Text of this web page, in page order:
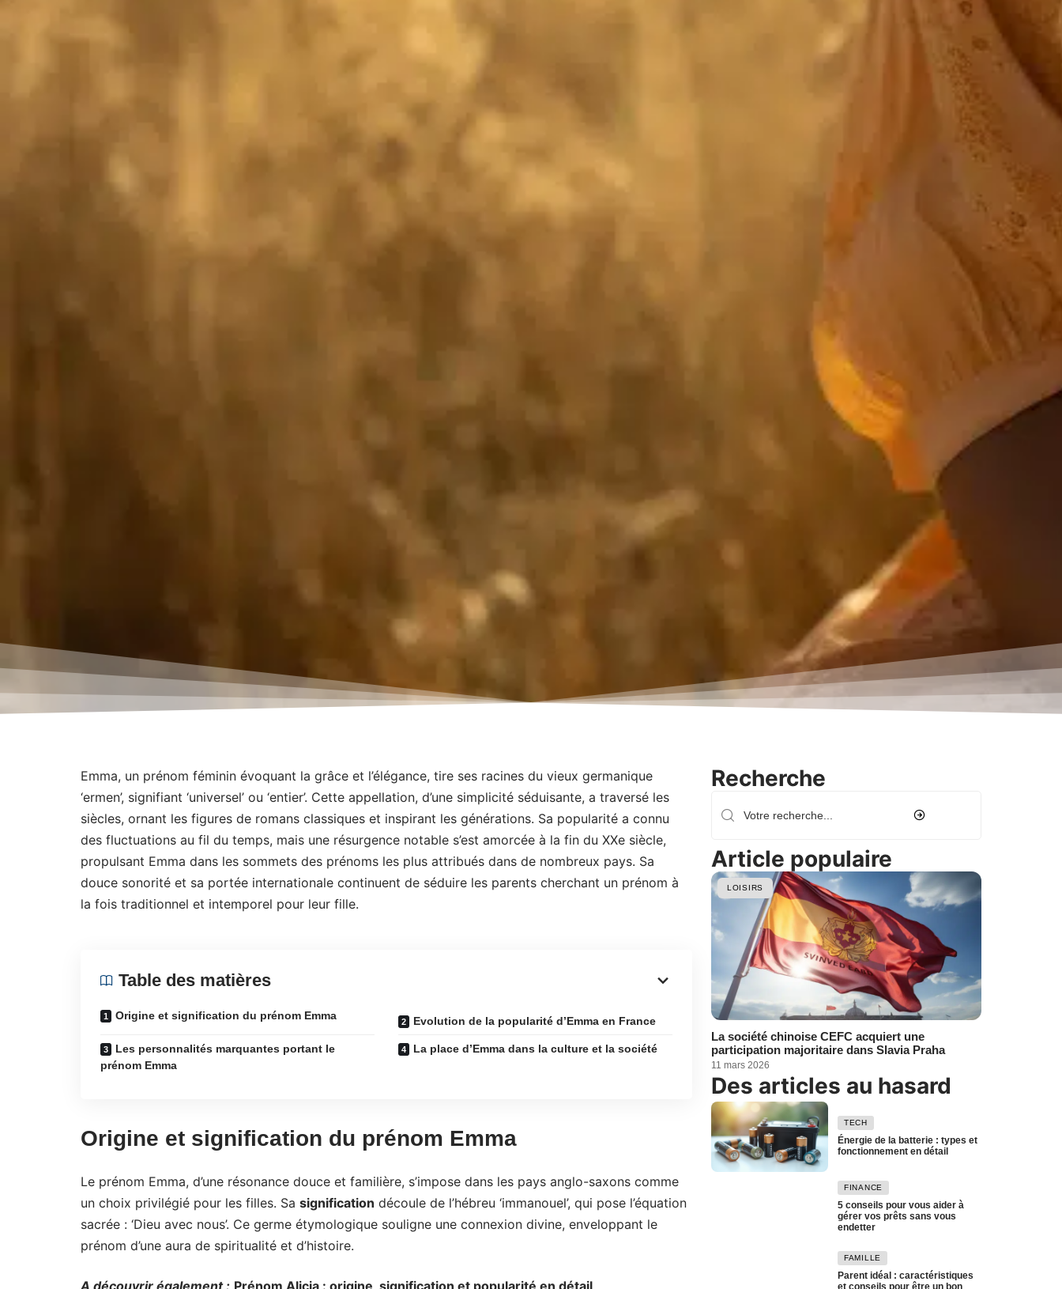
Emma, un prénom féminin évoquant la grâce et l’élégance, tire ses racines du vieux germanique
‘ermen’, signifiant ‘universel’ ou ‘entier’. Cette appellation, d’une simplicité séduisante, a traversé les
siècles, ornant les figures de romans classiques et inspirant les générations. Sa popularité a connu
des fluctuations au fil du temps, mais une résurgence notable s’est amorcée à la fin du XXe siècle,
propulsant Emma dans les sommets des prénoms les plus attribués dans de nombreux pays. Sa
douce sonorité et sa portée internationale continuent de séduire les parents cherchant un prénom à
la fois traditionnel et intemporel pour leur fille.
Table des matières
Origine et signification du prénom Emma Evolution de la popularité d’Emma en France
Les personnalités marquantes portant le
prénom Emma
La place d’Emma dans la culture et la société
Origine et signification du prénom Emma
Le prénom Emma, d’une résonance douce et familière, s’impose dans les pays anglo-saxons comme
un choix privilégié pour les filles. Sa signification découle de l’hébreu ‘immanouel’, qui pose l’équation
sacrée : ‘Dieu avec nous’. Ce germe étymologique souligne une connexion divine, enveloppant le
prénom d’une aura de spiritualité et d’histoire.
A découvrir également : Prénom Alicia : origine, signification et popularité en détail
Recherche
Article populaire
LOISIRS
La société chinoise CEFC acquiert une
participation majoritaire dans Slavia Praha
11 mars 2026
Des articles au hasard
TECH
Énergie de la batterie : types et
fonctionnement en détail
FINANCE
5 conseils pour vous aider à
gérer vos prêts sans vous
endetter
FAMILLE
Parent idéal : caractéristiques
et conseils pour être un bon